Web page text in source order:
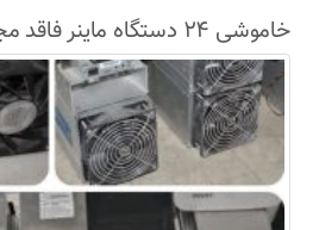
خاموشی ۲۴ دستگاه ماینر فاقد مجوز در لامرد